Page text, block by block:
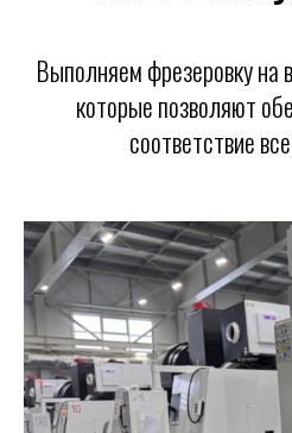
Выполняем фрезеровку на
которые позволяют
соответствие